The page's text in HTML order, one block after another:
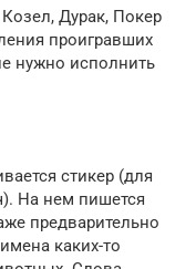
Дурак, Покер
проигравших
нужно исполнить
стикер (для
На нем пишется
предварительно
каких-то